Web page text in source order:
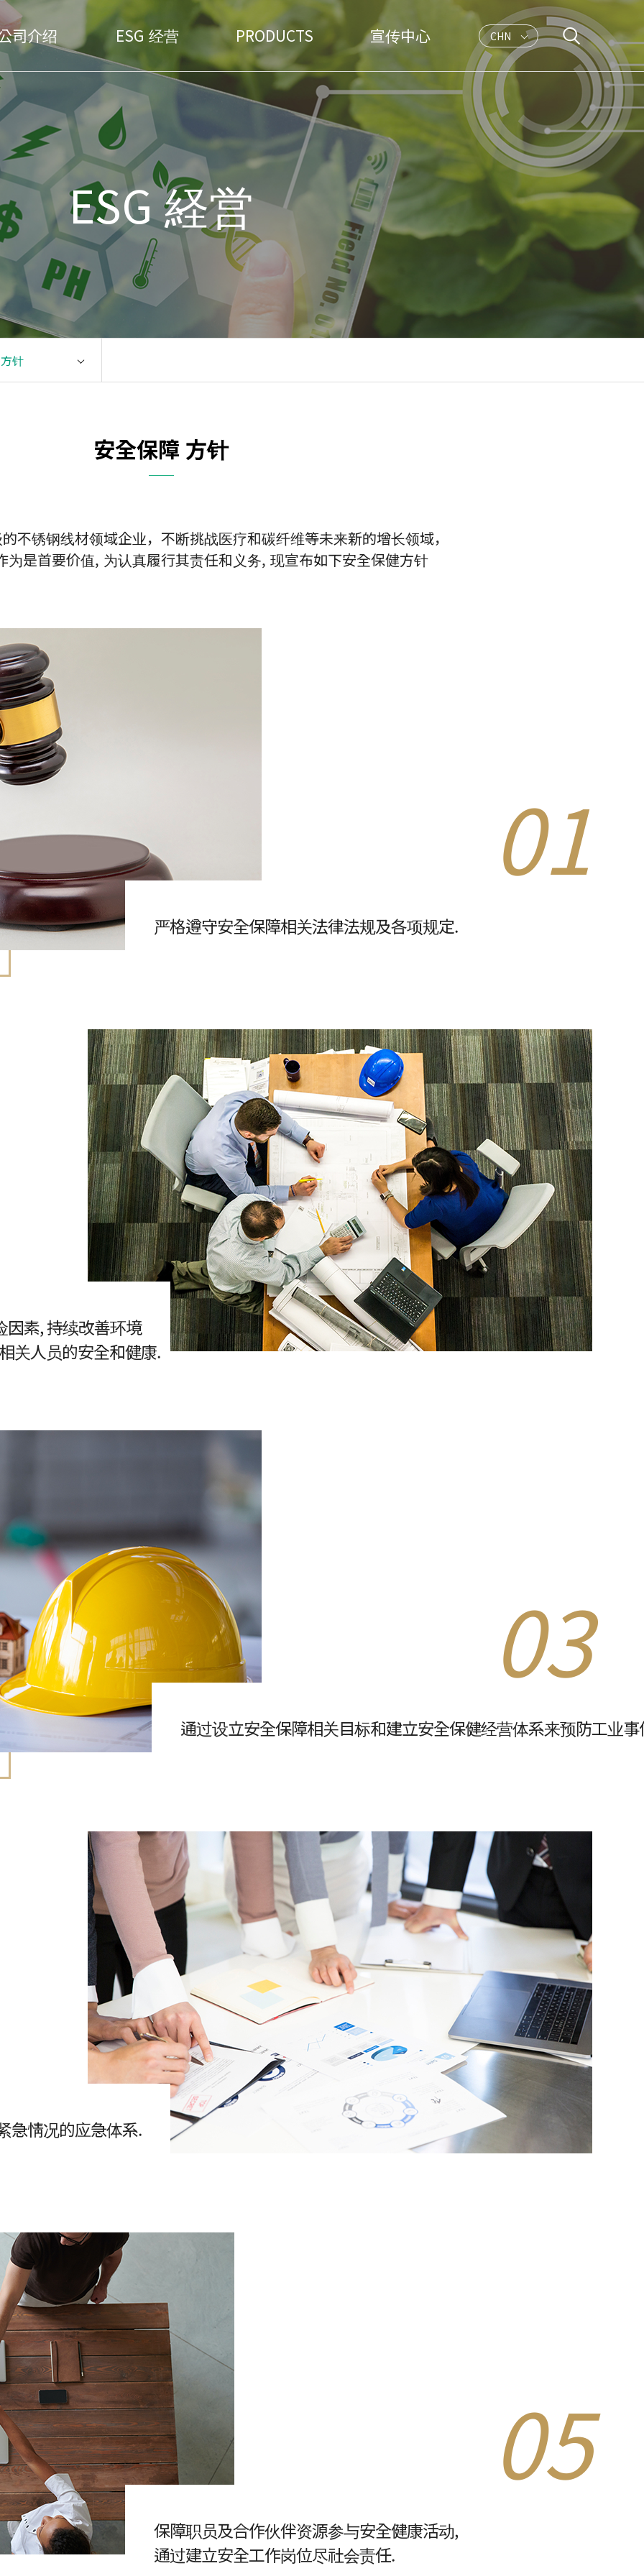
司介绍 ESG 经营 PRODUCTS 宣传中心
CHN
KOR
ENG
JPN
ESG 経営
针
安全保障 方针
不锈钢线材领域企业，不断挑战医疗和碳纤维等未来新的增长领域，
为是首要价值, 为认真履行其责任和义务, 现宣布如下安全保健方针
01
严格遵守安全保障相关法律法规及各项规定.
素, 持续改善环境
关人员的安全和健康.
03
通过设立安全保障相关目标和建立安全保健经营体系来预防工业事
急情况的应急体系.
05
保障职员及合作伙伴资源参与安全健康活动,
通过建立安全工作岗位尽社会责任.
SITE MAP
ESG 经营
KOS ESG 经营
KOS ESG 策略
KOS ESG 委员会
KOS ESG 报告
KOS ESG 消息
企业道德规范
员工宗旨
安全保障 方针
PRODUCTS
不锈钢线材
不锈钢丝绳
医疗用钢丝
KOSBON
不锈钢丝扁线
KOSNIC
镍合金钢丝
航空航天用钢丝